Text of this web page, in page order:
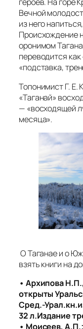
Вечной
из него
Происхождение
оронимом
переводится
«подставка,
Топонимист Г. Е.
«Таганай»
— «восходящей
месяца».
О Таганае и о
взять книги на
• Архипова
открыты
Сред.-
32 л.Издание
• Моисеев,